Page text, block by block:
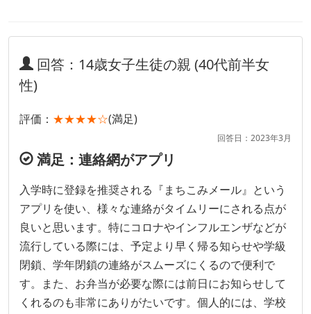
回答：14歳女子生徒の親 (40代前半女
性)
評価： ★★★★☆(満足)
回答日：2023年3月
満足：連絡網がアプリ
入学時に登録を推奨される『まちこみメール』という
アプリを使い、様々な連絡がタイムリーにされる点が
良いと思います。特にコロナやインフルエンザなどが
流行している際には、予定より早く帰る知らせや学級
閉鎖、学年閉鎖の連絡がスムーズにくるので便利で
す。また、お弁当が必要な際には前日にお知らせして
くれるのも非常にありがたいです。個人的には、学校